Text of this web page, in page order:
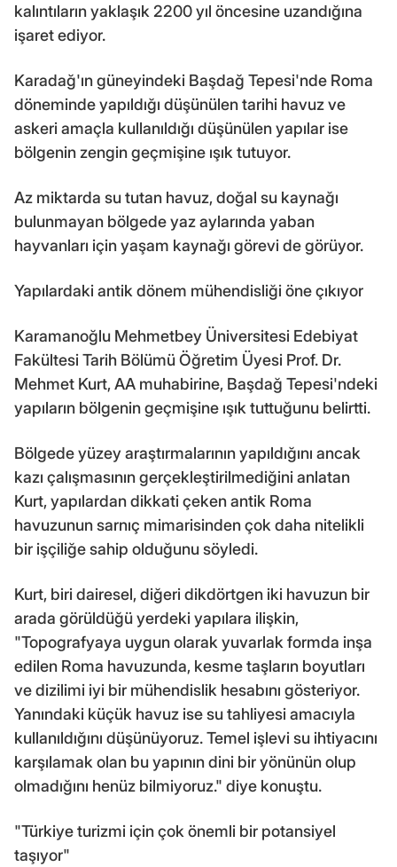
kalıntıların yaklaşık 2200 yıl öncesine uzandığına
işaret ediyor.
Karadağ'ın güneyindeki Başdağ Tepesi'nde Roma
döneminde yapıldığı düşünülen tarihi havuz ve
askeri amaçla kullanıldığı düşünülen yapılar ise
bölgenin zengin geçmişine ışık tutuyor.
Az miktarda su tutan havuz, doğal su kaynağı
bulunmayan bölgede yaz aylarında yaban
hayvanları için yaşam kaynağı görevi de görüyor.
Yapılardaki antik dönem mühendisliği öne çıkıyor
Karamanoğlu Mehmetbey Üniversitesi Edebiyat
Fakültesi Tarih Bölümü Öğretim Üyesi Prof. Dr.
Mehmet Kurt, AA muhabirine, Başdağ Tepesi'ndeki
yapıların bölgenin geçmişine ışık tuttuğunu belirtti.
Bölgede yüzey araştırmalarının yapıldığını ancak
kazı çalışmasının gerçekleştirilmediğini anlatan
Kurt, yapılardan dikkati çeken antik Roma
havuzunun sarnıç mimarisinden çok daha nitelikli
bir işçiliğe sahip olduğunu söyledi.
Kurt, biri dairesel, diğeri dikdörtgen iki havuzun bir
arada görüldüğü yerdeki yapılara ilişkin,
"Topografyaya uygun olarak yuvarlak formda inşa
edilen Roma havuzunda, kesme taşların boyutları
ve dizilimi iyi bir mühendislik hesabını gösteriyor.
Yanındaki küçük havuz ise su tahliyesi amacıyla
kullanıldığını düşünüyoruz. Temel işlevi su ihtiyacını
karşılamak olan bu yapının dini bir yönünün olup
olmadığını henüz bilmiyoruz." diye konuştu.
"Türkiye turizmi için çok önemli bir potansiyel
taşıyor"